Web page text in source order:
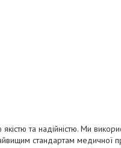
та надійністю. Ми
стандартам медичної